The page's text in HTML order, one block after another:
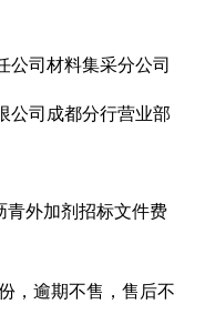
公司材料集采分公司
公司成都分行营业部
外加剂招标文件费
，逾期不售，售后不